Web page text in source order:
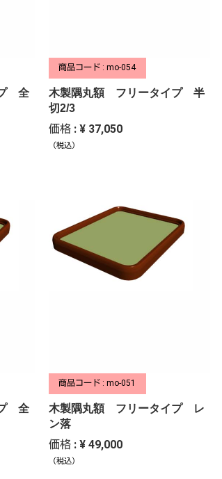
全
商品コード : mo-054
木製隅丸額 フリータイプ 半
切2/3
価格 : ¥ 37,050
（税込）
全
商品コード : mo-051
木製隅丸額 フリータイプ レ
ン落
価格 : ¥ 49,000
（税込）